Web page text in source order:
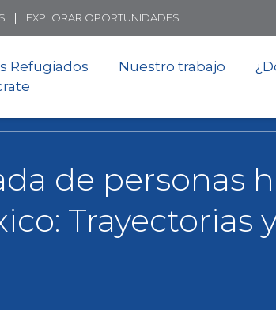
Skip
to
content
EXPLORAR OPORTUNIDADES
Refugiados Nuestro trabajo
de personas
Trayectorias